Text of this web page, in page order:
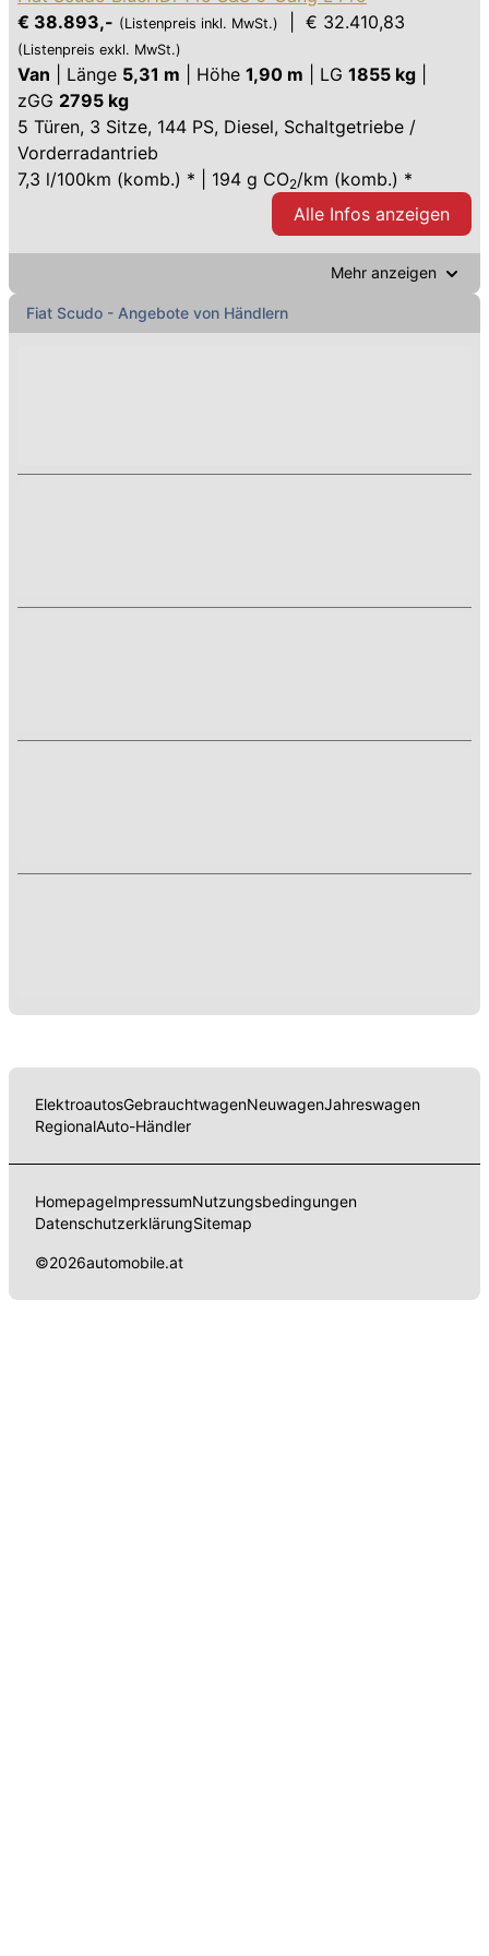
€ 38.893,- (Listenpreis inkl. MwSt.) | € 32.410,83
(Listenpreis exkl. MwSt.)
Van Länge 5,31 m Höhe 1,90 m LG 1855 kg
zGG 2795 kg
5 Türen, 3 Sitze, 144 PS, Diesel, Schaltgetriebe /
Vorderradantrieb
7,3 l/100km (komb.) * | 194 g CO2/km (komb.) *
Alle Infos anzeigen
Mehr anzeigen
Fiat Scudo - Angebote von Händlern
ElektroautosGebrauchtwagenNeuwagenJahreswagen
RegionalAuto-Händler
HomepageImpressumNutzungsbedingungen
DatenschutzerklärungSitemap
©2026automobile.at